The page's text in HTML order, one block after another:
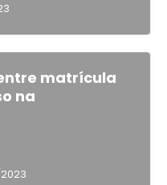
matrícula
na